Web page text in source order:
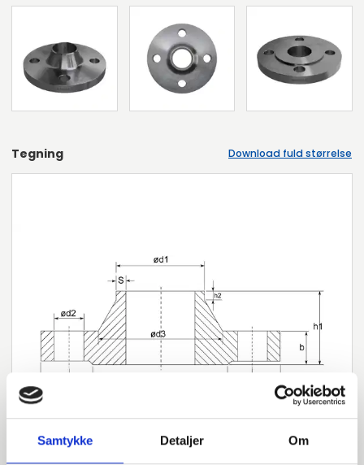
Samtykke Detaljer Om
Tegning Download fuld størrelse